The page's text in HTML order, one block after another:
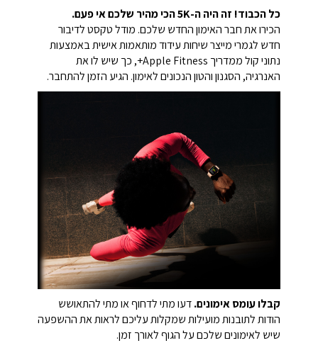
כל הכבוד! זה היה ה-5K הכי מהיר שלכם אי פעם.
הכירו את חבר האימון החדש שלכם. מודל טקסט לדיבור
חדש לגמרי מייצר שיחות עידוד מותאמות אישית באמצעות
נתוני קול ממדריך Apple Fitness+, כך שיש לו את
האנרגיה, הסגנון והטון הנכונים לאימון. הגיע הזמן להתחבר.
קבלו עומס אימונים.דעו מתי לדחוף או מתי להתאושש
הודות לתובנות מועילות שמקלות עליכם לראות את ההשפעה
שיש לאימונים שלכם על הגוף לאורך זמן.